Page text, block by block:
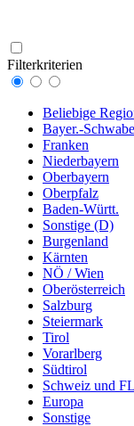
Filterkriterien
Beliebige
Bayer.-
Franken
Niederbayern
Oberbayern
Oberpfalz
Baden-Württ.
Sonstige (D)
Burgenland
Kärnten
NÖ / Wien
Oberösterreich
Salzburg
Steiermark
Tirol
Vorarlberg
Südtirol
Schweiz und FL
Europa
Sonstige